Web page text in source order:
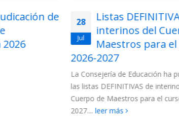
de
Cuerpo de
el curso
27
Jul
Adjudicación
para
Cuerpo de
la Región de Murcia
Para esta adjudicación están
los siguientes colectivos de
(más…) leer más